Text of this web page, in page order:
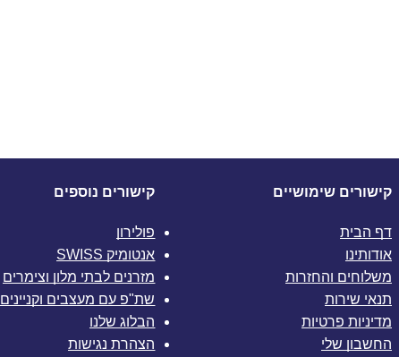
קישורים שימושיים
דף הבית
אודותינו
משלוחים והחזרות
תנאי שירות
מדיניות פרטיות
החשבון שלי
קישורים נוספים
פולירון
אנטומיק SWISS
מזרנים לבתי מלון וצימרים
שת"פ עם מעצבים וקניינים
הבלוג שלנו
הצהרת נגישות